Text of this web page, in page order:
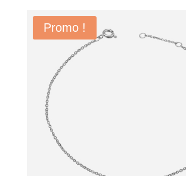
Promo !